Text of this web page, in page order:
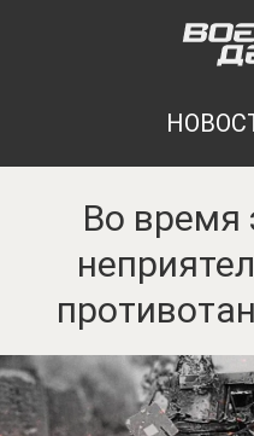
Во время